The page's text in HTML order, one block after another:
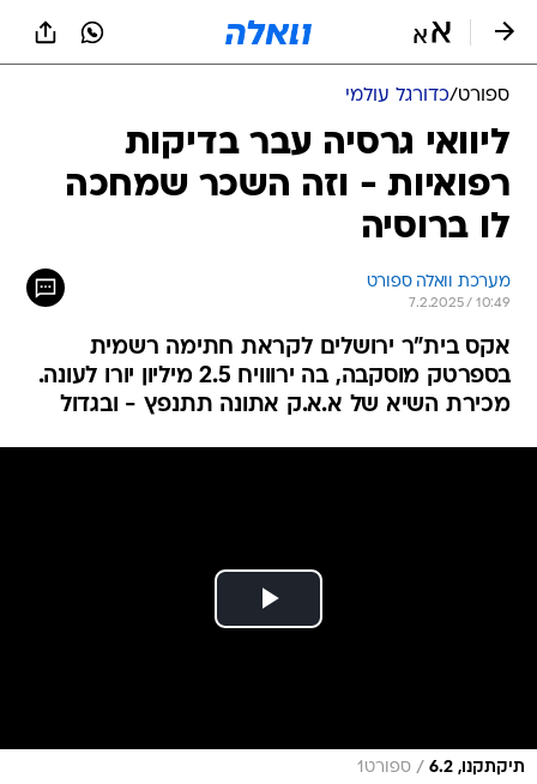
ספורט/כדורגל עולמי
ליוואי גרסיה עבר בדיקות
רפואיות - וזה השכר שמחכה
לו ברוסיה
מערכת וואלה ספורט
7.2.2025 / 10:49
אקס בית"ר ירושלים לקראת חתימה רשמית
בספרטק מוסקבה, בה ירווויח 2.5 מיליון יורו לעונה.
מכירת השיא של א.א.ק אתונה תתנפץ - ובגדול
תיקתקנו, 6.2 / ספורט1